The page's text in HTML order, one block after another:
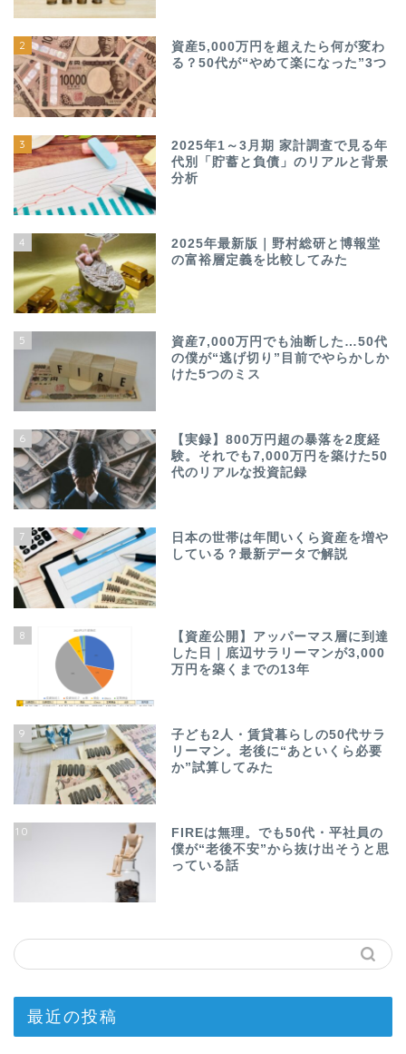
2
資産5,000万円を超えたら何が変わ
る？50代が“やめて楽になった”3つ
3
2025年1～3月期 家計調査で見る年
代別「貯蓄と負債」のリアルと背景
分析
4
2025年最新版｜野村総研と博報堂
の富裕層定義を比較してみた
5
資産7,000万円でも油断した…50代
の僕が“逃げ切り”目前でやらかしか
けた5つのミス
6
【実録】800万円超の暴落を2度経
験。それでも7,000万円を築けた50
代のリアルな投資記録
7
日本の世帯は年間いくら資産を増や
している？最新データで解説
8
【資産公開】アッパーマス層に到達
した日｜底辺サラリーマンが3,000
万円を築くまでの13年
9
子ども2人・賃貸暮らしの50代サラ
リーマン。老後に“あといくら必要
か”試算してみた
10
FIREは無理。でも50代・平社員の
僕が“老後不安”から抜け出そうと思
っている話
最近の投稿